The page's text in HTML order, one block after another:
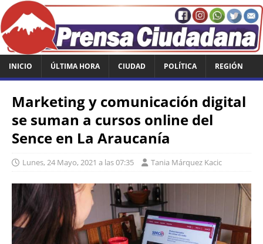
INICIO ÚLTIMA HORA CIUDAD POLÍTICA REGIÓN
Marketing y comunicación digital
se suman a cursos online del
Sence en La Araucanía
Lunes, 24 Mayo, 2021 a las 07:35 Tania Márquez Kacic